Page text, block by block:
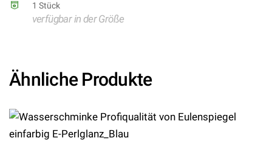
1 Stück
verfügbar in der Größe
Ähnliche Produkte